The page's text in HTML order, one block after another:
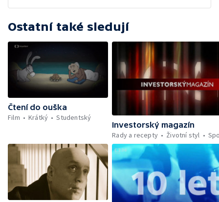
Ostatní také sledují
Čtení do ouška
Film
Krátký Studentský
Investorský magazín
Rady a recepty
Životní styl